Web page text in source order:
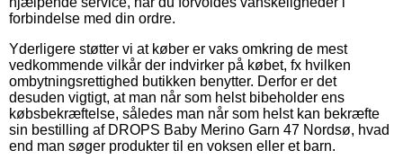
forbindelse med din ordre.
Yderligere støtter vi at køber er vaks omkring de mest
vedkommende vilkår der indvirker på købet, fx hvilken
ombytningsrettighed butikken benytter. Derfor er det
desuden vigtigt, at man når som helst bibeholder ens
købsbekræftelse, således man når som helst kan bekræfte
sin bestilling af DROPS Baby Merino Garn 47 Nordsø, hvad
end man søger produkter til en voksen eller et barn.